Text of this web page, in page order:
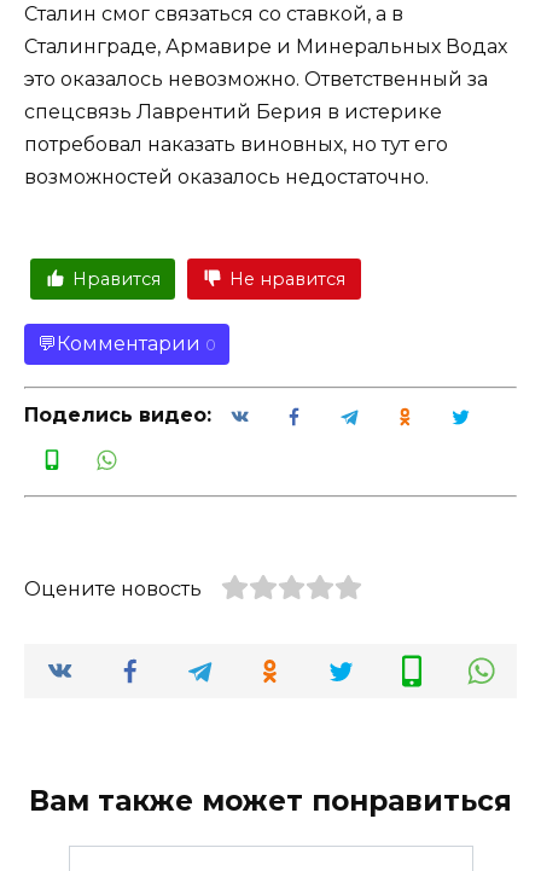
Сталин смог связаться со ставкой, а в
Сталинграде, Армавире и Минеральных Водах
это оказалось невозможно. Ответственный за
спецсвязь Лаврентий Берия в истерике
потребовал наказать виновных, но тут его
возможностей оказалось недостаточно.
Нравится Не нравится
Комментарии 0
Поделись видео:
Оцените новость
Вам также может понравиться